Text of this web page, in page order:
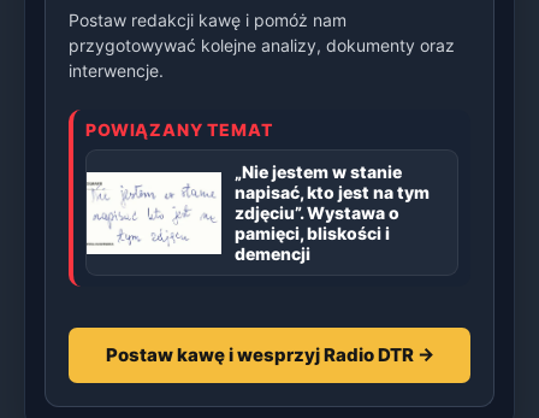
Postaw redakcji kawę i pomóż nam
przygotowywać kolejne analizy, dokumenty oraz
interwencje.
POWIĄZANY TEMAT
„Nie jestem w stanie
napisać, kto jest na tym
zdjęciu”. Wystawa o
pamięci, bliskości i
demencji
Postaw kawę i wesprzyj Radio DTR →